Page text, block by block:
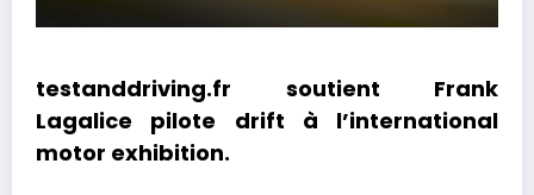
testanddriving.fr soutient Frank
Lagalice pilote drift à l’international
motor exhibition.